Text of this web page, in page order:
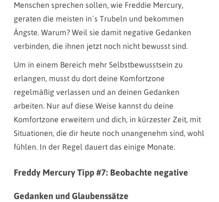
Menschen sprechen sollen, wie Freddie Mercury,
geraten die meisten in´s Trubeln und bekommen
Ängste. Warum? Weil sie damit negative Gedanken
verbinden, die ihnen jetzt noch nicht bewusst sind.
Um in einem Bereich mehr Selbstbewusstsein zu
erlangen, musst du dort deine Komfortzone
regelmäßig verlassen und an deinen Gedanken
arbeiten. Nur auf diese Weise kannst du deine
Komfortzone erweitern und dich, in kürzester Zeit, mit
Situationen, die dir heute noch unangenehm sind, wohl
fühlen. In der Regel dauert das einige Monate.
Freddy Mercury Tipp #7: Beobachte negative
Gedanken und Glaubenssätze